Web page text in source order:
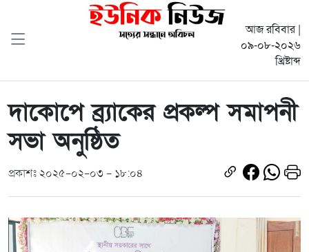
আজ রবিবার |
০৯-০৮-২০২৬
খ্রিষ্টাব্দ
দাকোপে ব্র্যাকের প্রকল্প সমাপনী
সভা অনুষ্ঠিত
প্রকাশঃ ২০২৫-০২-০৩ - ১৮:০৪